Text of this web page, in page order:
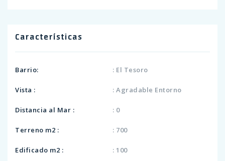
Características
Barrio: : El Tesoro
Vista : : Agradable Entorno
Distancia al Mar : : 0
Terreno m2 : : 700
Edificado m2 : : 100